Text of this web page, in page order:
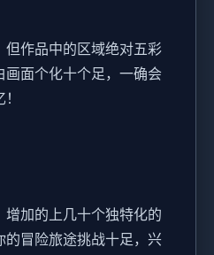
但作品中的区域绝对五彩
画面个化十个足，一确会
加的上几十个独特化的
的冒险旅途挑战十足，兴